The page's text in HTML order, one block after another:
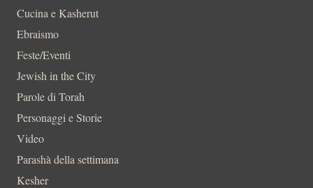
Cucina e Kasherut
Ebraismo
Feste/Eventi
Jewish in the City
Parole di Torah
Personaggi e Storie
Video
Parashà della settimana
Kesher